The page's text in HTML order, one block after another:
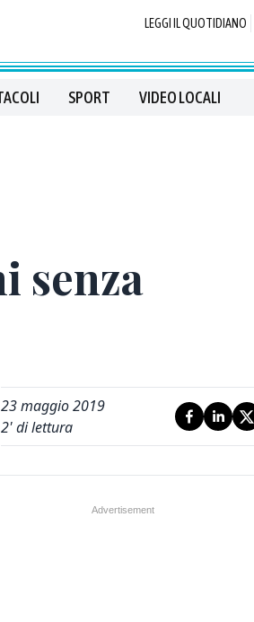
LEGGI IL QUOTIDIANO
SPORT VIDEO LOCALI
senza
23 maggio 2019
2' di lettura